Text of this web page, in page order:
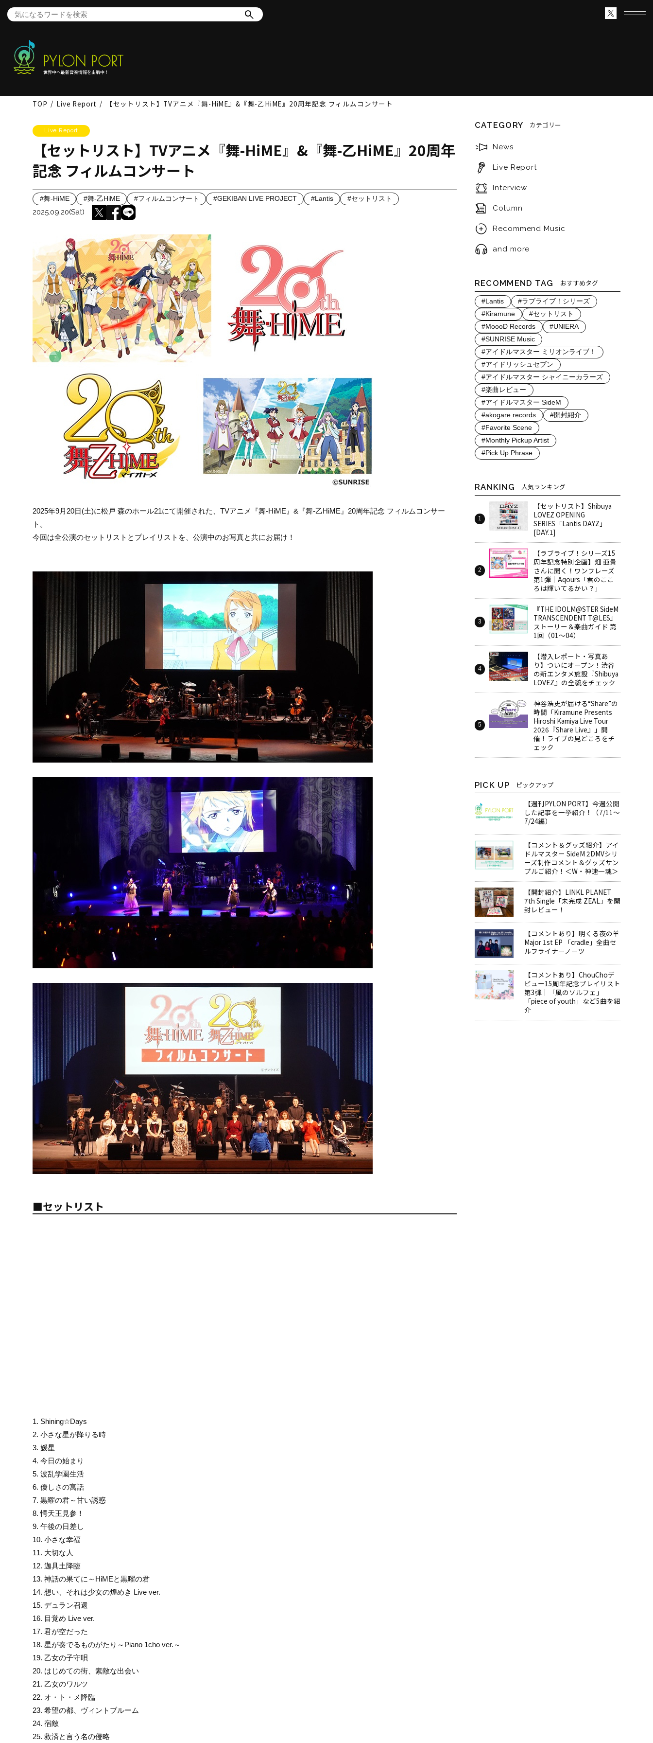
世界中へ最新音楽情報を出航中！
TOP Live Report 【セットリスト】TVアニメ『舞-HiME』&『舞-乙HiME』20周年記念 フィルムコンサート
Live Report
【セットリスト】TVアニメ『舞-HiME』&『舞-乙HiME』20周年
記念 フィルムコンサート
#舞-HiME #舞-乙HiME #フィルムコンサート #GEKIBAN LIVE PROJECT #Lantis #セットリスト
2025.09.20(Sat)
2025年9月20日(土)に松戸 森のホール21にて開催された、TVアニメ『舞-HiME』&『舞-乙HiME』20周年記念 フィルムコンサー
ト。
今回は全公演のセットリストとプレイリストを、公演中のお写真と共にお届け！
■セットリスト
1. Shining☆Days
2. 小さな星が降りる時
3. 媛星
4. 今日の始まり
5. 波乱学園生活
6. 優しさの寓話
7. 黒曜の君～甘い誘惑
8. 愕天王見参 ！
9. 午後の日差し
10. 小さな幸福
11. 大切な人
12. 迦具土降臨
13. 神話の果てに～HiMEと黒曜の君
14. 想い、それは少女の煌めき Live ver.
15. デュラン召還
16. 目覚め Live ver.
17. 君が空だった
18. 星が奏でるものがたり～Piano 1cho ver.～
19. 乙女の子守唄
20. はじめての街、素敵な出会い
21. 乙女のワルツ
22. オ・ト・メ降臨
23. 希望の都、ヴィントブルーム
24. 宿敵
25. 救済と言う名の侵略
CATEGORY カテゴリー
News
Live Report
Interview
Column
Recommend Music
and more
RECOMMEND TAG おすすめタグ
#Lantis
#ラブライブ！シリーズ
#Kiramune
#セットリスト
#MoooD Records
#UNIERA
#SUNRISE Music
#アイドルマスター ミリオンライブ！
#アイドリッシュセブン
#アイドルマスター シャイニーカラーズ
#楽曲レビュー
#アイドルマスター SideM
#akogare records
#開封紹介
#Favorite Scene
#Monthly Pickup Artist
#Pick Up Phrase
RANKING 人気ランキング
【セットリスト】Shibuya
LOVEZ OPENING
SERIES「Lantis DAYZ」
[DAY.1]
【ラブライブ！シリーズ15
周年記念特別企画】畑 亜貴
さんに聞く！ワンフレーズ
第1弾｜Aqours「君のここ
ろは輝いてるかい？」
『THE IDOLM@STER SideM
TRANSCENDENT T@LES』
ストーリー＆楽曲ガイド 第
1回（01～04）
【潜入レポート・写真あ
り】ついにオープン！渋谷
の新エンタメ施設『Shibuya
LOVEZ』の全貌をチェック
神谷浩史が届ける“Share”の
時間――「Kiramune Presents
Hiroshi Kamiya Live Tour
2026『Share Live』」開
催！ライブの見どころをチ
ェック
PICK UP ピックアップ
【週刊PYLON PORT】今週公開
した記事を一挙紹介！（7/11～
7/24編）
【コメント＆グッズ紹介】アイ
ドルマスター SideM 2DMVシリ
ーズ制作コメント＆グッズサン
プルご紹介！＜W・神速一魂＞
【開封紹介】LINKL PLANET
7th Single「未完成 ZEAL」を開
封レビュー！
【コメントあり】明くる夜の羊
Major 1st EP 「cradle」全曲セ
ルフライナーノーツ
【コメントあり】ChouChoデ
ビュー15周年記念プレイリスト
第3弾｜「風のソルフェ」
「piece of youth」など5曲を紹
介